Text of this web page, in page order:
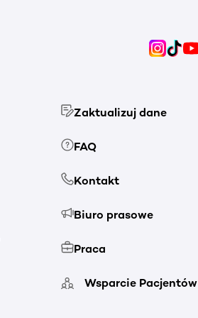
Zaktualizuj dane
FAQ
Kontakt
Biuro prasowe
Praca
Wsparcie Pacjentów